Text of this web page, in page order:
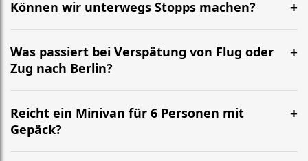
Sitzerhöhungen einplanen.
Können wir unterwegs Stopps machen?
Kurze Pausen sind möglich. Für feste zusätzliche
Stopps (Termin, Adresse, Abholung) geben Sie uns
bitte vorab Bescheid – wir kalkulieren einen passenden
Was passiert bei Verspätung von Flug oder
Zug nach Berlin?
Wenn sich die Ankunft verschiebt, passen wir die
Abholzeit an. Wichtig ist, dass Sie uns Änderungen
kurz mitteilen, damit alles sauber koordiniert bleibt.
Reicht ein Minivan für 6 Personen mit
Gepäck?
Ja, unsere Minivans sind für Gruppen ausgelegt und